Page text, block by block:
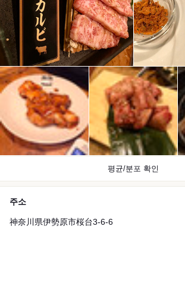
평균/분포 확인
주소
神奈川県伊勢原市桜台3-6-6